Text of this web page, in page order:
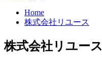
Home
株式会社リユース
株式会社リユース